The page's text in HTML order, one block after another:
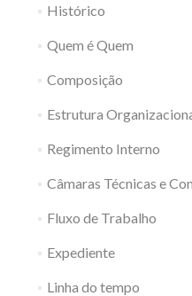
Histórico
Quem é Quem
Composição
Estrutura
Regimento Interno
Câmaras Técnicas e
Fluxo de Trabalho
Expediente
Linha do tempo